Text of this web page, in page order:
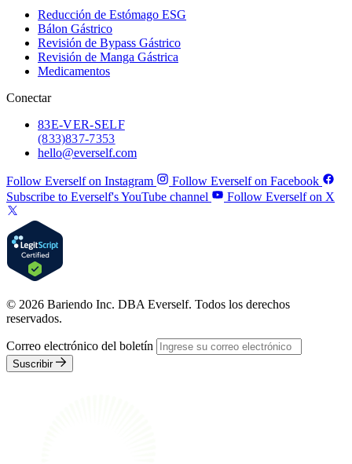
Reducción de Estómago ESG
Bálon Gástrico
Revisión de Bypass Gástrico
Revisión de Manga Gástrica
Medicamentos
Conectar
83E-VER-SELF
(833) 837-7353
hello@everself.com
Follow Everself on Instagram
Follow Everself on Facebook
Subscribe to Everself's YouTube channel
Follow Everself on X
© 2026 Bariendo Inc. DBA Everself. Todos los derechos
reservados.
Correo electrónico del boletín
Suscribir